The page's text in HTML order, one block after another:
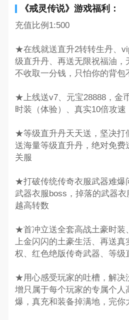
《戒灵传说》游戏福利：
充值比例1:500
★在线就送直升2转转生丹、
级直升丹、再送无限祝福油，
不收取一分钱，只怕你的背包
★上线送v7、元宝28888，金
时装（体验）、真实10倍攻速
★等级直升丹天天送，坚决打
送海量等级直升丹，绝对免费
关服
★打破传统传奇衣服武器难爆
武器衣服boss，掉落的武器
越高转数
★首冲立送全套高战土豪时装
上金闪闪的土豪生活、再送真
权、红色绝版传奇武器、等级
★用心感受玩家的吐槽，解决
增只属于每个玩家的专属个人
爆，真充和装备掉满地，完你